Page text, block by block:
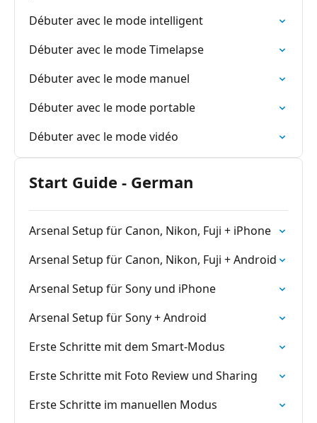
Débuter avec le mode intelligent
Débuter avec le mode Timelapse
Débuter avec le mode manuel
Débuter avec le mode portable
Débuter avec le mode vidéo
Start Guide - German
Arsenal Setup für Canon, Nikon, Fuji + iPhone
Arsenal Setup für Canon, Nikon, Fuji + Android
Arsenal Setup für Sony und iPhone
Arsenal Setup für Sony + Android
Erste Schritte mit dem Smart-Modus
Erste Schritte mit Foto Review und Sharing
Erste Schritte im manuellen Modus